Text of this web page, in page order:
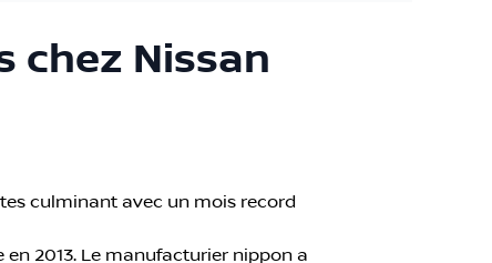
chez Nissan
culminant avec un mois record
2013. Le manufacturier nippon a